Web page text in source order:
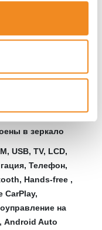
С
в зеркало
USB, TV, LCD,
Телефон,
Hands-free ,
CarPlay,
на
Android Auto